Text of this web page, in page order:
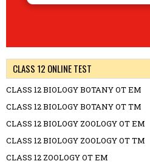
CLASS 12 ONLINE TEST
CLASS 12 BIOLOGY BOTANY OT EM
CLASS 12 BIOLOGY BOTANY OT TM
CLASS 12 BIOLOGY ZOOLOGY OT EM
CLASS 12 BIOLOGY ZOOLOGY OT TM
CLASS 12 ZOOLOGY OT EM